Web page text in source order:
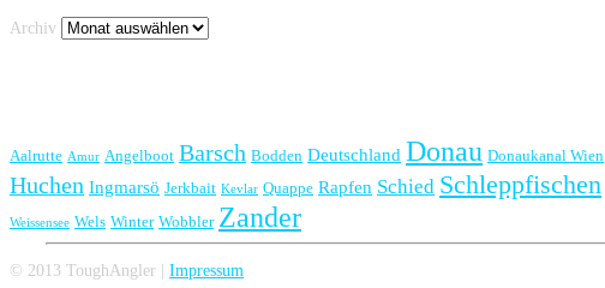
Archiv
Aalrutte Amur Angelboot Barsch Bodden Deutschland Donau Donaukanal Wien
Huchen Ingmarsö Jerkbait Kevlar Quappe Rapfen Schied Schleppfischen
Weissensee Wels Winter Wobbler Zander
© 2013 ToughAngler | Impressum